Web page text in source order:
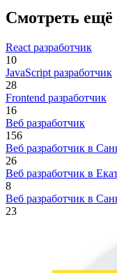
Смотреть ещё
React разработчик
10
JavaScript разработчик
28
Frontend разработчик
16
Веб разработчик
156
Веб разработчик в
26
Веб разработчик в
8
Веб разработчик в
23